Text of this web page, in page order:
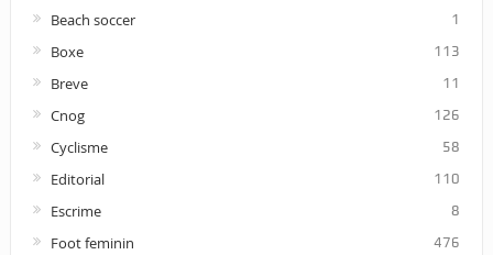
Beach soccer 1
Boxe 113
Breve 11
Cnog 126
Cyclisme 58
Editorial 110
Escrime 8
Foot feminin 476